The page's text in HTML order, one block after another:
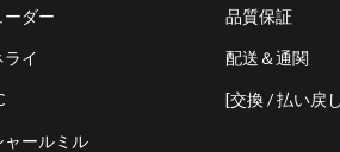
ーダー
イ
ャールミル
品質保証
配送＆通関
[交換 / 払い戻